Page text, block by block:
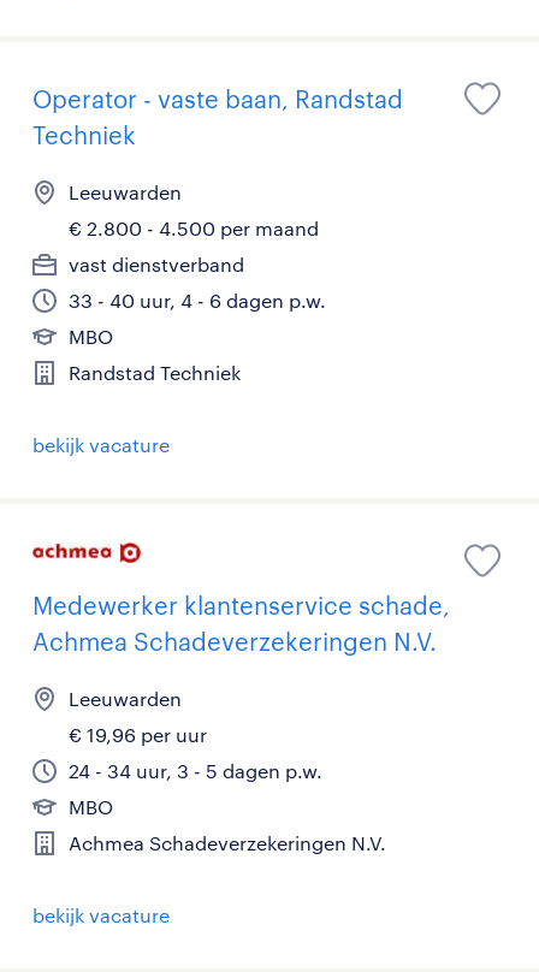
Operator - vaste baan, Randstad
Techniek
Leeuwarden
€ 2.800 - 4.500 per maand
vast dienstverband
33 - 40 uur, 4 - 6 dagen p.w.
MBO
Randstad Techniek
bekijk vacature
Medewerker klantenservice schade,
Achmea Schadeverzekeringen N.V.
Leeuwarden
€ 19,96 per uur
24 - 34 uur, 3 - 5 dagen p.w.
MBO
Achmea Schadeverzekeringen N.V.
bekijk vacature